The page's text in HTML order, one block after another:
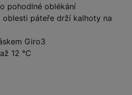
pohodlné oblékání
páteře drží kalhoty na
Giro3
12 °C